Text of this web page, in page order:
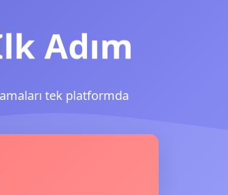
Adım
tek platformda